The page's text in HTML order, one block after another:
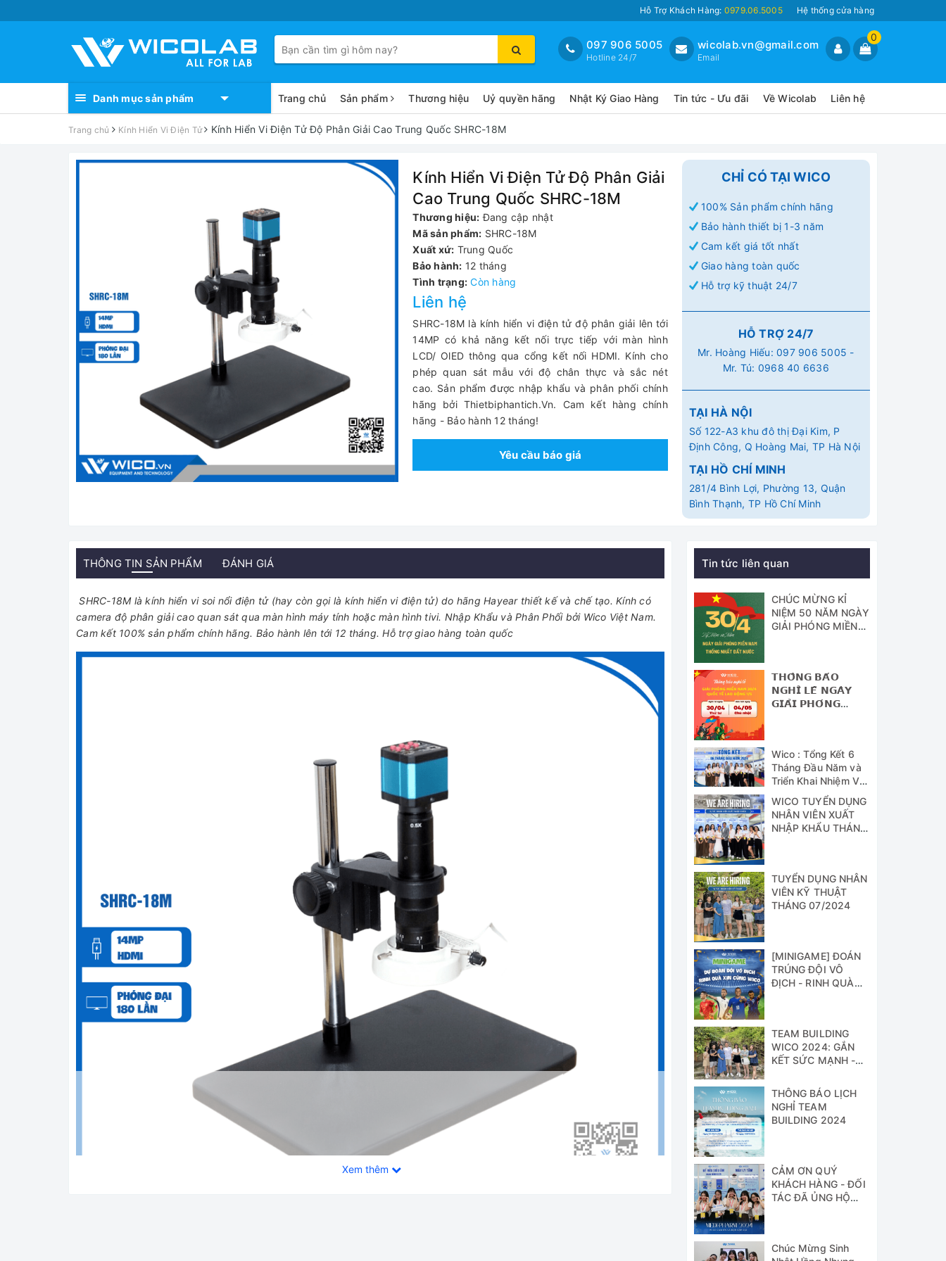
Hỗ Trợ Khách Hàng: 0979.06.5005 Hệ thống cửa hàng
0
wicolab.vn@gmail.com
Email
097 906 5005
Hotline 24/7
Danh mục sản phẩm Trang chủ Sản phẩm Thương hiệu Uỷ quyền hãng Nhật Ký Giao Hàng Tin tức - Ưu đãi Về Wicolab Liên hệ
Trang chủ Kính Hiển Vi Điện Tử Kính Hiển Vi Điện Tử Độ Phân Giải Cao Trung Quốc SHRC-18M
Kính Hiển Vi Điện Tử Độ Phân Giải
Cao Trung Quốc SHRC-18M
Thương hiệu: Đang cập nhật
Mã sản phẩm: SHRC-18M
Xuất xứ: Trung Quốc
Bảo hành: 12 tháng
Tình trạng: Còn hàng
Liên hệ
SHRC-18M là kính hiển vi điện tử độ phân giải lên tới
14MP có khả năng kết nối trực tiếp với màn hình
LCD/ OlED thông qua cổng kết nối HDMI. Kính cho
phép quan sát mẫu với độ chân thực và sắc nét
cao. Sản phẩm được nhập khẩu và phân phối chính
hãng bởi Thietbiphantich.Vn. Cam kết hàng chính
hãng - Bảo hành 12 tháng!
Yêu cầu báo giá
CHỈ CÓ TẠI WICO
100% Sản phẩm chính hãng
Bảo hành thiết bị 1-3 năm
Cam kết giá tốt nhất
Giao hàng toàn quốc
Hỗ trợ kỹ thuật 24/7
HỖ TRỢ 24/7
Mr. Hoàng Hiếu:097 906 5005 -
Mr. Tú: 0968 40 6636
TẠI HÀ NỘI
Số 122-A3 khu đô thị Đại Kim, P
Định Công, Q Hoàng Mai, TP Hà Nội
TẠI HỒ CHÍ MINH
281/4 Bình Lợi, Phường 13, Quận
Bình Thạnh, TP Hồ Chí Minh
THÔNG TIN SẢN PHẨM ĐÁNH GIÁ
SHRC-18M là kính hiển vi soi nổi điện tử (hay còn gọi là kính hiển vi điện tử) do hãng Hayear thiết kế và chế tạo. Kính có
camera độ phân giải cao quan sát qua màn hình máy tính hoặc màn hình tivi. Nhập Khẩu và Phân Phối bởi Wico Việt Nam.
Cam kết 100% sản phẩm chính hãng. Bảo hành lên tới 12 tháng. Hỗ trợ giao hàng toàn quốc
Xem thêm
Tin tức liên quan
CHÚC MỪNG KỈ
NIỆM 50 NĂM NGÀY
GIẢI PHÓNG MIỀN
𝗧𝗛𝗢̂𝗡𝗚 𝗕𝗔́𝗢
𝗡𝗚𝗛𝗜̉ 𝗟𝗘̂̃ 𝗡𝗚𝗔̀𝗬
𝗚𝗜𝗔̉𝗜 𝗣𝗛𝗢́𝗡𝗚
(𝟭/𝟱)
Wico : Tổng Kết 6
Tháng Đầu Năm và
Triển Khai Nhiệm Vụ
Công Tác 6 Tháng
Cuối Năm 2024
WICO TUYỂN DỤNG
NHÂN VIÊN XUẤT
NHẬP KHẨU THÁNG
TUYỂN DỤNG NHÂN
VIÊN KỸ THUẬT
THÁNG 07/2024
[MINIGAME] ĐOÁN
TRÚNG ĐỘI VÔ
ĐỊCH - RINH QUÀ
TEAM BUILDING
WICO 2024: GẮN
KẾT SỨC MẠNH -
THÀNH CÔNG
THÔNG BÁO LỊCH
NGHỈ TEAM
BUILDING 2024
CẢM ƠN QUÝ
KHÁCH HÀNG - ĐỐI
TÁC ĐÃ ỦNG HỘ
Chúc Mừng Sinh